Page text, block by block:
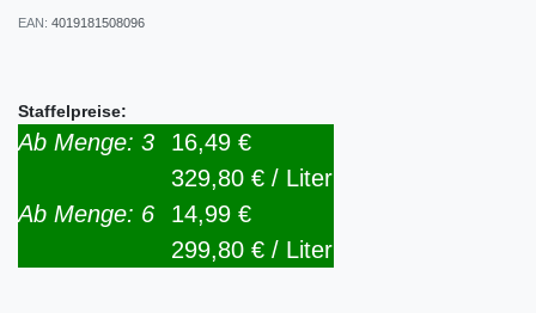
EAN: 4019181508096
Staffelpreise:
Ab Menge: 3
16,49 €
329,80 € / Liter
Ab Menge: 6
14,99 €
299,80 € / Liter